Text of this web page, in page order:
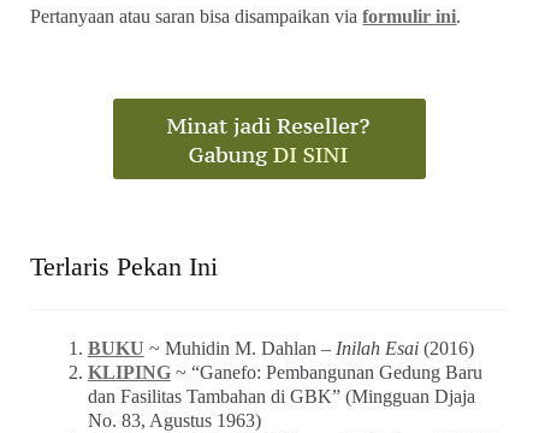
Pertanyaan atau saran bisa disampaikan viaformulir ini.
Terlaris Pekan Ini
BUKU ~ Muhidin M. Dahlan – Inilah Esai(2016)
KLIPING~ “Ganefo: Pembangunan Gedung Baru
dan Fasilitas Tambahan di GBK” (Mingguan Djaja
No. 83, Agustus 1963)